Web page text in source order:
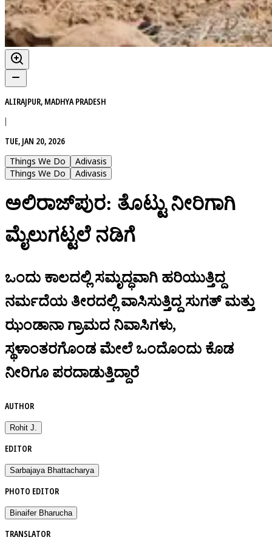
ALIRAJPUR, MADHYA PRADESH
|
TUE, JAN 20, 2026
Things We Do
Adivasis
Things We Do
Adivasis
ಅಲಿರಾಜ್‌ಪುರ: ತೊಟ್ಟು ನೀರಿಗಾಗಿ
ಮೈಲುಗಟ್ಟಲೆ ನಡಿಗೆ
ಒಂದು ಕಾಲದಲ್ಲಿ ಸಮೃದ್ಧವಾಗಿ ಹರಿಯುತ್ತಿದ್ದ
ನರ್ಮದೆಯ ತೀರದಲ್ಲಿ ವಾಸಿಸುತ್ತಿದ್ದ ಸುಗತ್‌ ಮತ್ತು
ಝಂಡಾನಾ ಗ್ರಾಮದ ನಿವಾಸಿಗಳು,
ಸ್ಥಳಾಂತರಗೊಂಡ ಮೇಲೆ ಒಂದೊಂದು ಕೊಡ
ನೀರಿಗೂ ಪರದಾಡುತ್ತಿದ್ದಾರೆ
AUTHOR
Rohit J.
EDITOR
Sarbajaya Bhattacharya
PHOTO EDITOR
Binaifer Bharucha
TRANSLATOR